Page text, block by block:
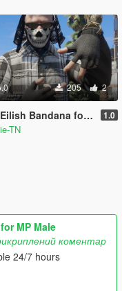
205 2
Bandana for MP Male 1.0
TN
MP Male
коментар
24/7 hours